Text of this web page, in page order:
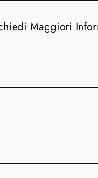
Maggiori